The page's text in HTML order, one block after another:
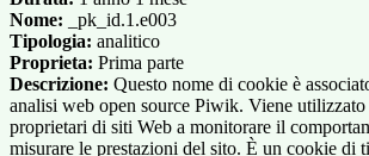
Nome: _pk_id.1.e003
Tipologia: analitico
Proprieta: Prima parte
Descrizione: Questo nome di cookie è
analisi web open source Piwik. Viene utilizzato
proprietari di siti Web a monitorare il
misurare le prestazioni del sito. È un cookie di